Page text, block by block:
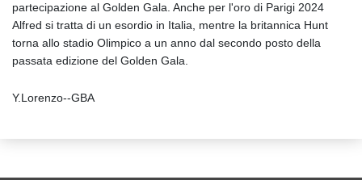
partecipazione al Golden Gala. Anche per l'oro di Parigi 2024
Alfred si tratta di un esordio in Italia, mentre la britannica Hunt
torna allo stadio Olimpico a un anno dal secondo posto della
passata edizione del Golden Gala.
Y.Lorenzo--GBA